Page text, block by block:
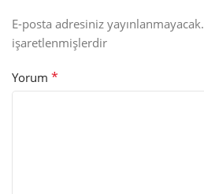
E-posta adresiniz yayınlanmayacak.
işaretlenmişlerdir
Yorum *